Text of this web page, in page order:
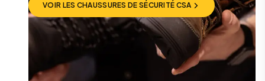
VOIR LES CHAUSSURES DE SÉCURITÉ CSA
VOIR LES CHAUSSURES DE SÉCURITÉ CSA